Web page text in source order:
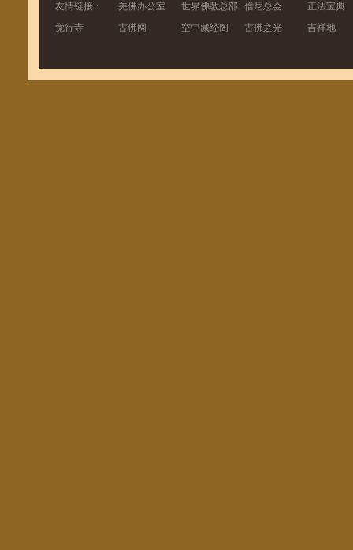
友情链接： 羌佛办公室 世界佛教总部 僧尼总会
正法宝典
觉行寺
古佛网 空中藏经阁 古佛之光 吉祥地